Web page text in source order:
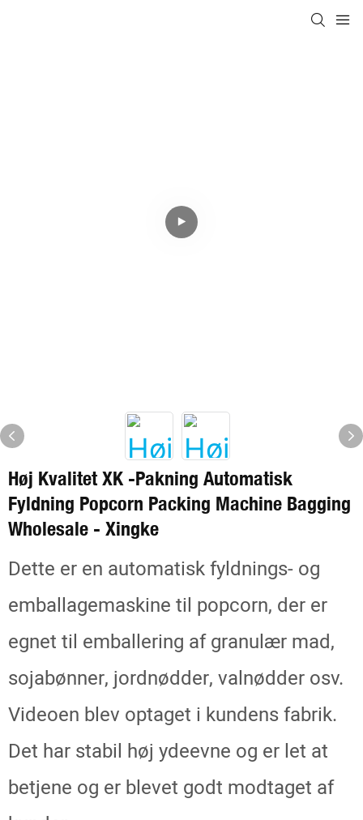
Høj Kvalitet XK -pakning Automatisk
Fyldning Popcorn Packing Machine Bagging
Wholesale - Xingke
Dette er en automatisk fyldnings- og
emballagemaskine til popcorn, der er
egnet til emballering af granulær mad,
sojabønner, jordnødder, valnødder osv.
Videoen blev optaget i kundens fabrik.
Det har stabil høj ydeevne og er let at
betjene og er blevet godt modtaget af